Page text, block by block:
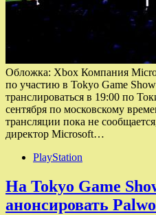
Обложка: Xbox Компания
по участию в Tokyo Game
транслироваться в 19:00 по
сентября по московскому
трансляции пока не
директор Microsoft…
PlayStation
На Tokyo Game
анонсировать